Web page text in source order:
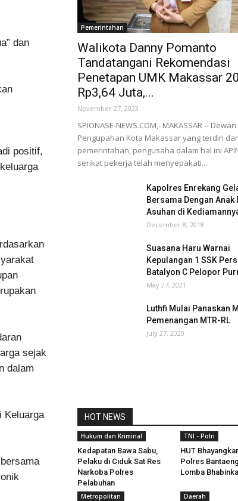
dan
positif,
sejak
dalam
Keluarga
Pemerintahan
Walikota Danny Pomanto
Tandatangani Rekomendasi
Penetapan UMK Makassar
Rp3,64 Juta,...
November 27, 2023
SPIONASE-NEWS.COM,- MAKASSAR -- Dewan
Pengupahan Kota Makassar yang terdiri
pemerintahan, pengusaha dalam hal ini
serikat pekerja telah menyepakati...
Kapolres Enrekang
Bersama Dengan Anak
Asuhan di
December 8, 2018
Suasana Haru Warnai
Kepulangan 1 SSK
Batalyon C Pelopor
May 27, 2021
Luthfi Mulai Panaskan
Pemenangan MTR-RL
July 27, 2020
HOT NEWS
Hukum dan Kriminal
Kedapatan Bawa Sabu,
Pelaku di Ciduk Sat Res
Narkoba Polres
Pelabuhan
TNI - Polri
HUT
Polres
Lomba
Metropolitan Daerah